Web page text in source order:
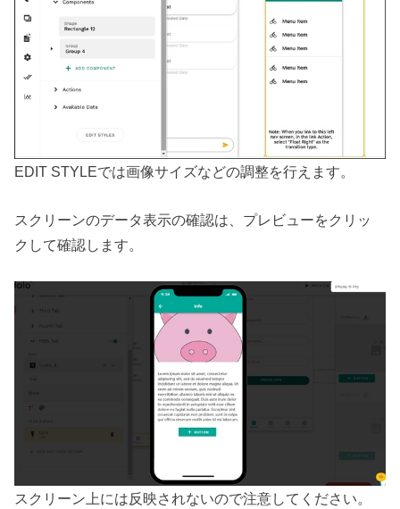
EDIT STYLEでは画像サイズなどの調整を行えます。
スクリーンのデータ表示の確認は、プレビューをクリッ
クして確認します。
スクリーン上には反映されないので注意してください。